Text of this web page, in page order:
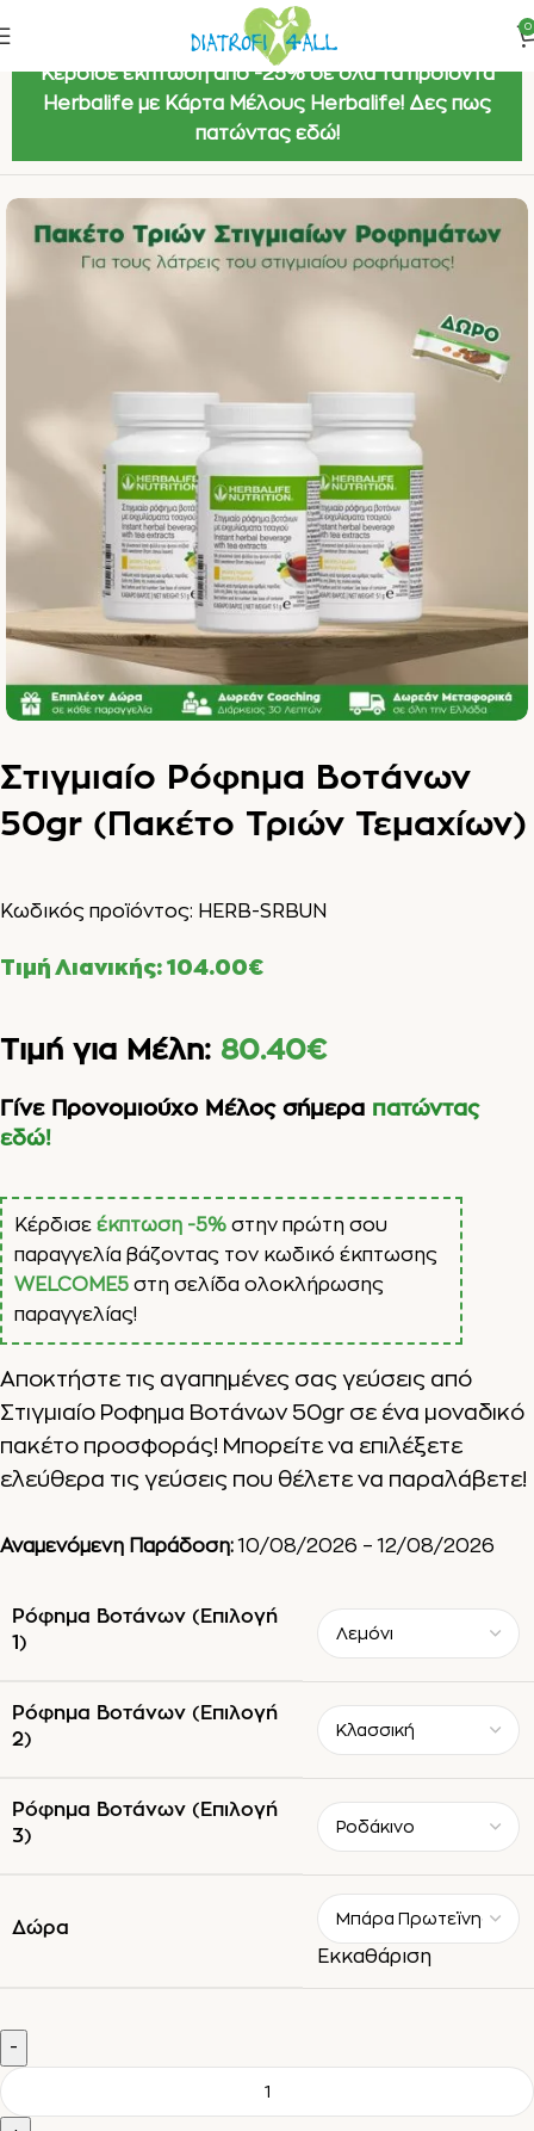
0
Κέρδισε έκπτωση από -25% σε όλα τα προϊόντα
Herbalife με Κάρτα Μέλους Herbalife! Δες πως
πατώντας εδώ!
Στιγμιαίο Ρόφημα Βοτάνων
50gr (Πακέτο Τριών Τεμαχίων)
Κωδικός προϊόντος: HERB-SRBUN
Τιμή Λιανικής: 104.00€
Τιμή για Μέλη: 80.40€
Γίνε Προνομιούχο Μέλος σήμερα πατώντας
εδώ!
Κέρδισε έκπτωση -5% στην πρώτη σου
παραγγελία βάζοντας τον κωδικό έκπτωσης
WELCOME5 στη σελίδα ολοκλήρωσης
παραγγελίας!
Αποκτήστε τις αγαπημένες σας γεύσεις από
Στιγμιαίο Ροφημα Βοτάνων 50gr σε ένα μοναδικό
πακέτο προσφοράς! Μπορείτε να επιλέξετε
ελεύθερα τις γεύσεις που θέλετε να παραλάβετε!
Αναμενόμενη Παράδοση:10/08/2026 – 12/08/2026
Ρόφημα Βοτάνων (Επιλογή
1)
Ρόφημα Βοτάνων (Επιλογή
2)
Ρόφημα Βοτάνων (Επιλογή
3)
Δώρα
Εκκαθάριση